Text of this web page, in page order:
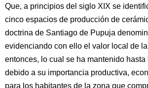
Que, a principios del siglo XIX se
cinco espacios de producción de
doctrina de Santiago de Pupuja
evidenciando con ello el valor local de
entonces, lo cual se ha mantenido hasta
debido a su importancia productiva,
para los habitantes de la zona que